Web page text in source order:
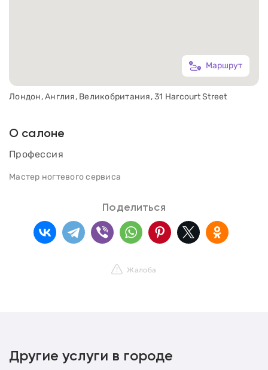
Маршрут
Лондон, Англия, Великобритания, 31 Harcourt Street
О салоне
Профессия
Мастер ногтевого сервиса
Поделиться
Жалоба
Другие услуги в городе